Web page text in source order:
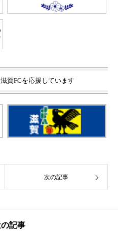
賀FCを応援しています
次の記事
記事